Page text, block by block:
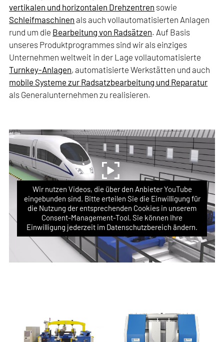
vertikalen und horizontalen Drehzentren sowie
Schleifmaschinen als auch vollautomatisierten Anlagen
rund um die Bearbeitung von Radsätzen. Auf Basis
unseres Produktprogrammes sind wir als einziges
Unternehmen weltweit in der Lage vollautomatisierte
Turnkey-Anlagen, automatisierte Werkstätten und auch
mobile Systeme zur Radsatzbearbeitung und Reparatur
als Generalunternehmen zu realisieren.
Wir nutzen Videos, die über den Anbieter YouTube
eingebunden sind. Bitte erteilen Sie die Einwilligung für
die Nutzung der entsprechenden Cookies in unserem
Consent-Management-Tool. Sie können Ihre
Einwilligung jederzeit im Datenschutzbereich ändern.